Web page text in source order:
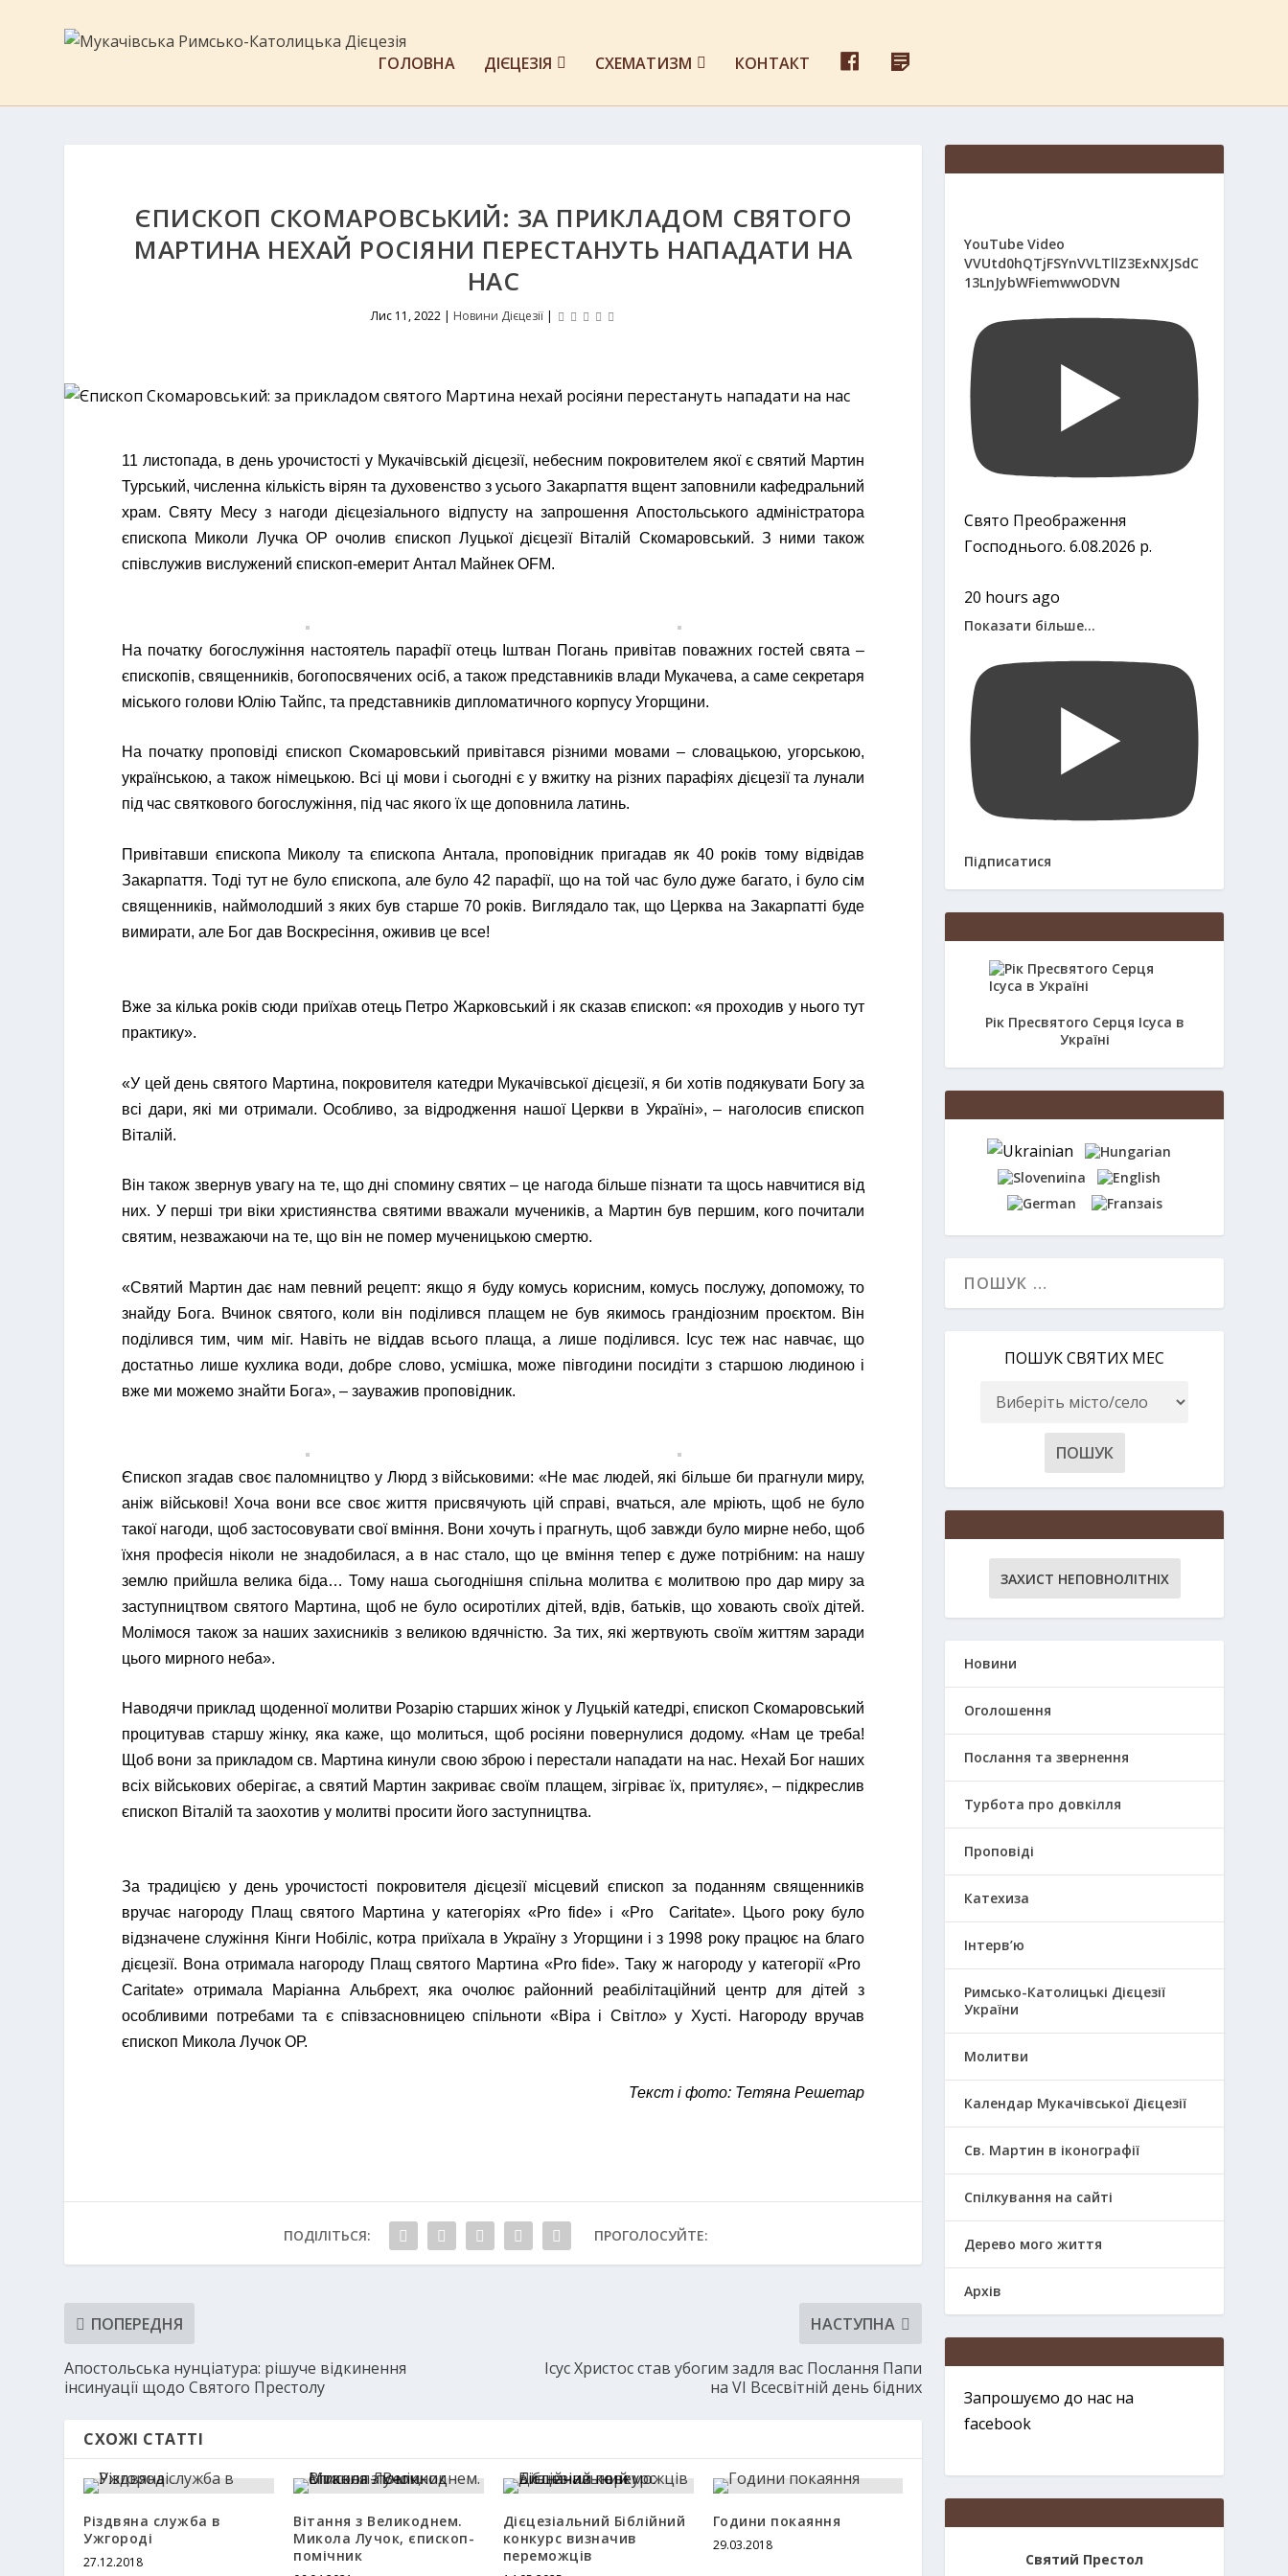
ГОЛОВНА ДІЄЦЕЗІЯ СХЕМАТИЗМ КОНТАКТ
E
Д
С
ЄПИСКОП СКОМАРОВСЬКИЙ: ЗА ПРИКЛАДОМ СВЯТОГО
МАРТИНА НЕХАЙ РОСІЯНИ ПЕРЕСТАНУТЬ НАПАДАТИ НА
НАС
Лис 11, 2022 | Новини Дієцезії |
11 листопада, в день урочистості у Мукачівській дієцезії, небесним покровителем якої є святий Мартин
Турський, численна кількість вірян та духовенство з усього Закарпаття вщент заповнили кафедральний
храм. Святу Месу з нагоди дієцезіального відпусту на запрошення Апостольського адміністратора
єпископа Миколи Лучка ОР очолив єпископ Луцької дієцезії Віталій Скомаровський. З ними також
співслужив вислужений єпископ-емерит Антал Майнек OFM.
На початку богослужіння настоятель парафії отець Іштван Погань привітав поважних гостей свята –
єпископів, священників, богопосвячених осіб, а також представників влади Мукачева, а саме секретаря
міського голови Юлію Тайпс, та представників дипломатичного корпусу Угорщини.
На початку проповіді єпископ Скомаровський привітався різними мовами – словацькою, угорською,
українською, а також німецькою. Всі ці мови і сьогодні є у вжитку на різних парафіях дієцезії та лунали
під час святкового богослужіння, під час якого їх ще доповнила латинь.
Привітавши єпископа Миколу та єпископа Антала, проповідник пригадав як 40 років тому відвідав
Закарпаття. Тоді тут не було єпископа, але було 42 парафії, що на той час було дуже багато, і було сім
священників, наймолодший з яких був старше 70 років. Виглядало так, що Церква на Закарпатті буде
вимирати, але Бог дав Воскресіння, оживив це все!
Вже за кілька років сюди приїхав отець Петро Жарковський і як сказав єпископ: «я проходив у нього тут
практику».
«У цей день святого Мартина, покровителя катедри Мукачівської дієцезії, я би хотів подякувати Богу за
всі дари, які ми отримали. Особливо, за відродження нашої Церкви в Україні», – наголосив єпископ
Віталій.
Він також звернув увагу на те, що дні спомину святих – це нагода більше пізнати та щось навчитися від
них. У перші три віки християнства святими вважали мучеників, а Мартин був першим, кого почитали
святим, незважаючи на те, що він не помер мученицькою смертю.
«Святий Мартин дає нам певний рецепт: якщо я буду комусь корисним, комусь послужу, допоможу, то
знайду Бога. Вчинок святого, коли він поділився плащем не був якимось грандіозним проєктом. Він
поділився тим, чим міг. Навіть не віддав всього плаща, а лише поділився. Ісус теж нас навчає, що
достатньо лише кухлика води, добре слово, усмішка, може півгодини посидіти з старшою людиною і
вже ми можемо знайти Бога», – зауважив проповідник.
Єпископ згадав своє паломництво у Люрд з військовими: «Не має людей, які більше би прагнули миру,
аніж військові! Хоча вони все своє життя присвячують цій справі, вчаться, але мріють, щоб не було
такої нагоди, щоб застосовувати свої вміння. Вони хочуть і прагнуть, щоб завжди було мирне небо, щоб
їхня професія ніколи не знадобилася, а в нас стало, що це вміння тепер є дуже потрібним: на нашу
землю прийшла велика біда… Тому наша сьогоднішня спільна молитва є молитвою про дар миру за
заступництвом святого Мартина, щоб не було осиротілих дітей, вдів, батьків, що ховають своїх дітей.
Молімося також за наших захисників з великою вдячністю. За тих, які жертвують своїм життям заради
цього мирного неба».
Наводячи приклад щоденної молитви Розарію старших жінок у Луцькій катедрі, єпископ Скомаровський
процитував старшу жінку, яка каже, що молиться, щоб росіяни повернулися додому. «Нам це треба!
Щоб вони за прикладом св. Мартина кинули свою зброю і перестали нападати на нас. Нехай Бог наших
всіх військових оберігає, а святий Мартин закриває своїм плащем, зігріває їх, притуляє», – підкреслив
єпископ Віталій та заохотив у молитві просити його заступництва.
За традицією у день урочистості покровителя дієцезії місцевий єпископ за поданням священників
вручає нагороду Плащ святого Мартина у категоріях «Pro fide» і «Pro Caritate». Цього року було
відзначене служіння Кінги Нобіліс, котра приїхала в Україну з Угорщини і з 1998 року працює на благо
дієцезії. Вона отримала нагороду Плащ святого Мартина «Pro fide». Таку ж нагороду у категорії «Pro
Caritate» отримала Маріанна Альбрехт, яка очолює районний реабілітаційний центр для дітей з
особливими потребами та є співзасновницею спільноти «Віра і Світло» у Хусті. Нагороду вручав
єпископ Микола Лучок ОР.
Текст і фото: Тетяна Решетар
ПОДІЛІТЬСЯ: ПРОГОЛОСУЙТЕ:
ПОПЕРЕДНЯ
Апостольська нунціатура: рішуче відкинення
інсинуації щодо Святого Престолу
НАСТУПНА
Ісус Христос став убогим задля вас Послання Папи
на VI Всесвітній день бідних
СХОЖІ СТАТТІ
Різдвяна служба в
Ужгороді
27.12.2018
Вітання з Великоднем.
Микола Лучок, єпископ-
помічник
Дієцезіальний Біблійний
конкурс визначив
переможців
Години покаяння
29.03.2018
YouTube Video
VVUtd0hQTjFSYnVVLTllZ3ExNXJSdC
13LnJybWFiemwwODVN
Свято Преображення
Господнього. 6.08.2026 р.
20 hours ago
Показати більше...
Підписатися
Рік Пресвятого Серця Ісуса в
Україні
ПОШУК СВЯТИХ МЕС
ЗАХИСТ НЕПОВНОЛІТНІХ
Новини
Оголошення
Послання та звернення
Турбота про довкілля
Проповіді
Катехиза
Інтерв’ю
Римсько-Католицькі Дієцезії
України
Молитви
Календар Мукачівської Дієцезії
Св. Мартин в іконографії
Спілкування на сайті
Дерево мого життя
Архів
Запрошуємо до нас на
facebook
Святий Престол